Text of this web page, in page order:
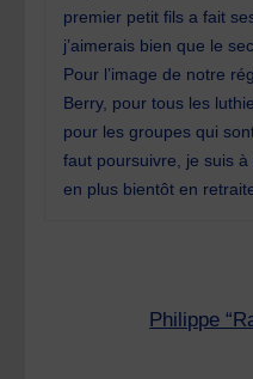
premier petit fils a fait
j’aimerais bien que le
Pour l’image de notre
Berry, pour tous les
pour les groupes qui
faut poursuivre, je suis
en plus bientôt en
Philippe